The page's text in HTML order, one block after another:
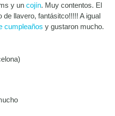
y un cojín. Muy contentos. El
llavero, fantásitco!!!!! A igual
cumpleaños y gustaron mucho.